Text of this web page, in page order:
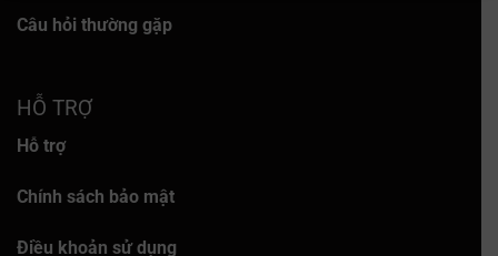
Câu hỏi thường gặp
HỖ TRỢ
Hỗ trợ
Chính sách bảo mật
Điều khoản sử dụng